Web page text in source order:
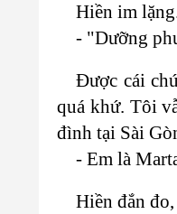
Hiền im
- "Dưỡng
Được cái
quá khứ. Tôi
đình tại Sài
- Em là
Hiền đắn